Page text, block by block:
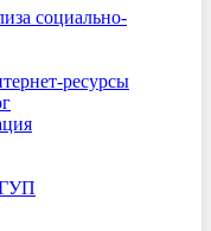
социально-
ресурсы